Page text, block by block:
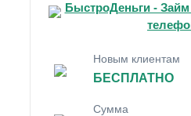
БыстроДеньги - Займ
Новым клиентам
БЕСПЛАТНО
Сумма